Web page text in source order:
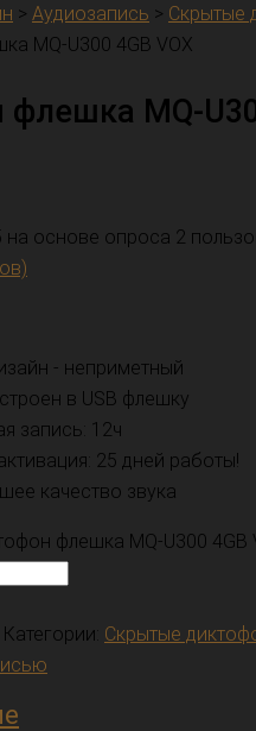
> Аудиозапись > Скрытые
MQ-U300 4GB VOX
MQ-
на основе опроса 2
- неприметный
в USB флешку
запись: 12ч
25 дней работы!
качество звука
флешка MQ-U300 4GB
Категории: Скрытые